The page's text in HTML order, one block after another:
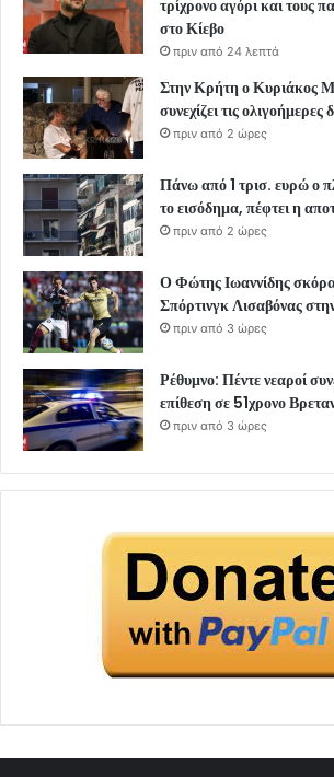
τρίχρονο αγόρι και τους
στο Κίεβο
πριν από 24 λεπτά
Στην Κρήτη ο Κυριάκος
συνεχίζει τις ολιγοήμερες
πριν από 2 ώρες
Πάνω από 1 τρισ. ευρώ ο
το εισόδημα, πέφτει η
πριν από 2 ώρες
Ο Φώτης Ιωαννίδης
Σπόρτινγκ Λισαβόνας
πριν από 3 ώρες
Ρέθυμνο: Πέντε νεαροί
επίθεση σε 51χρονο
πριν από 3 ώρες